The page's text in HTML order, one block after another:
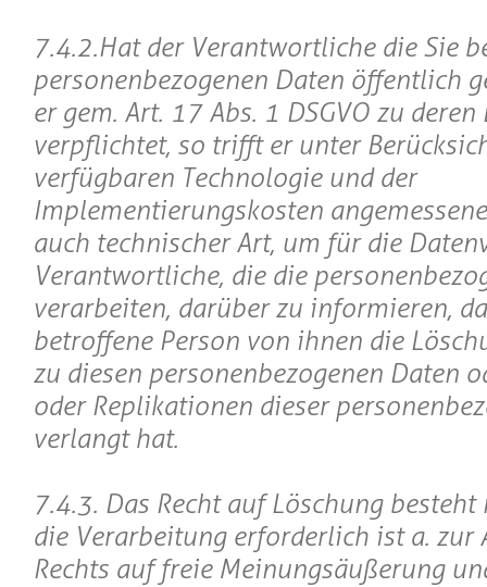
7.4.2.Hat der Verantwortliche die Sie
personenbezogenen Daten öffentlich
er gem. Art. 17 Abs. 1 DSGVO zu deren
verpflichtet, so trifft er unter
verfügbaren Technologie und der
Implementierungskosten
auch technischer Art, um für die
Verantwortliche, die die
verarbeiten, darüber zu informieren,
betroffene Person von ihnen die
zu diesen personenbezogenen Daten
oder Replikationen dieser
verlangt hat.
7.4.3. Das Recht auf Löschung
die Verarbeitung erforderlich ist a. zur
Rechts auf freie Meinungsäußerung